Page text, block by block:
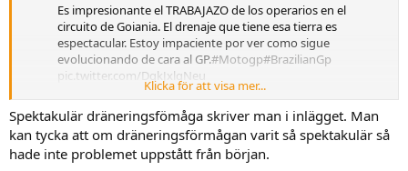
Es impresionante el TRABAJAZO de los operarios en el
circuito de Goiania. El drenaje que tiene esa tierra es
espectacular. Estoy impaciente por ver como sigue
evolucionando de cara al GP.#Motogp#BrazilianGp
pic.twitter.com/DgkJxlqNeu
— Paddock gp (@Paddockgp1)March 18, 2026
Klicka för att visa mer...
Spektakulär dräneringsfömåga skriver man i inlägget. Man
kan tycka att om dräneringsförmågan varit så spektakulär så
hade inte problemet uppstått från början.